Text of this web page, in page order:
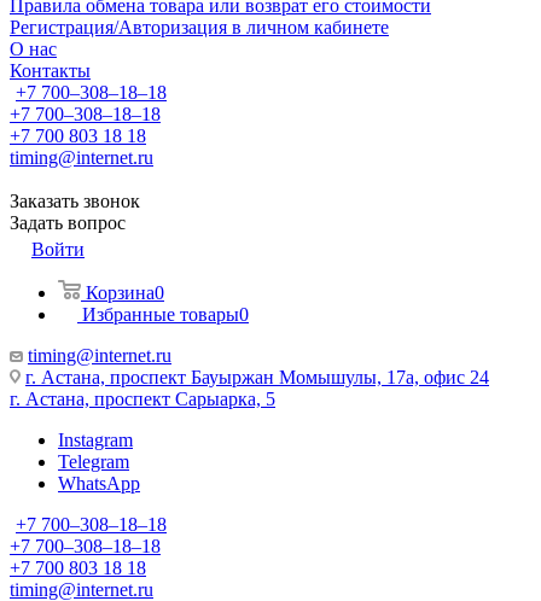
Правила обмена товара или возврат его стоимости
Регистрация/Авторизация в личном кабинете
О нас
Контакты
+7 700‒308‒18‒18
+7 700‒308‒18‒18
+7 700 803 18 18
timing@internet.ru
Заказать звонок
Задать вопрос
Войти
Корзина0
Избранные товары0
timing@internet.ru
г. Астана, проспект Бауыржан Момышулы, 17а, офис 24
г. Астана, проспект Сарыарка, 5
Instagram
Telegram
WhatsApp
+7 700‒308‒18‒18
+7 700‒308‒18‒18
+7 700 803 18 18
timing@internet.ru